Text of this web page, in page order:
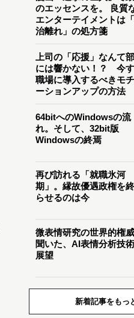
のエッセンスを。 良質
エンターテイメントは
治離れ」の処方箋
上司の「応援」なんて
には響かない！？ 今
職場に導入するべきモ
ーションアップの方法
64bitへのWindowsの流
れ。そして、32bit版
Windowsの終焉
再び訪れる「就職氷河
期」。縁故優遇政権を
らせるのは今
微表情研究の世界的権
聞いた、AI表情分析技
展望
新着記事をもっ